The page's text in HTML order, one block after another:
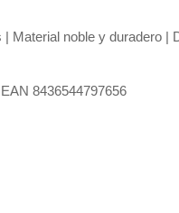
Material noble y duradero |
8436544797656